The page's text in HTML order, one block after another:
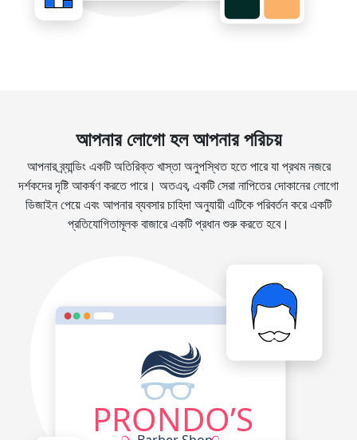
আপনার লোগো হল আপনার পরিচয়
আপনার ব্র্যান্ডিং একটি অতিরিক্ত খাস্তা অনুপস্থিত হতে পারে যা প্রথম নজরে
দর্শকদের দৃষ্টি আকর্ষণ করতে পারে। অতএব, একটি সেরা নাপিতের দোকানের লোগো
ডিজাইন পেয়ে এবং আপনার ব্যবসার চাহিদা অনুযায়ী এটিকে পরিবর্তন করে একটি
প্রতিযোগিতামূলক বাজারে একটি প্রধান শুরু করতে হবে।